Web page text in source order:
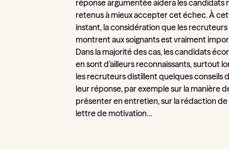
réponse argumentée aidera les candidats
retenus à mieux accepter cet échec. À cet
instant, la considération que les recruteurs
montrent aux soignants est vraiment
Dans la majorité des cas, les candidats
en sont d’ailleurs reconnaissants, surtout
les recruteurs distillent quelques conseils
leur réponse, par exemple sur la manière
présenter en entretien, sur la rédaction de
lettre de motivation…